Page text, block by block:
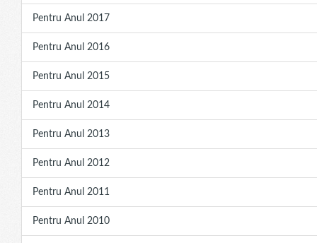
Pentru Anul 2017
Pentru Anul 2016
Pentru Anul 2015
Pentru Anul 2014
Pentru Anul 2013
Pentru Anul 2012
Pentru Anul 2011
Pentru Anul 2010